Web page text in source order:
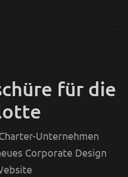
für die
Unternehmen
Corporate Design